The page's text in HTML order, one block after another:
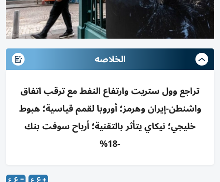
الخلاصه
تراجع وول ستريت وارتفاع النفط مع ترقب اتفاق
واشنطن-إيران وهرمز؛ أوروبا لقمم قياسية؛ هبوط
خليجي؛ نيكاي يتأثر بالتقنية؛ أرباح سوفت بنك
-18%